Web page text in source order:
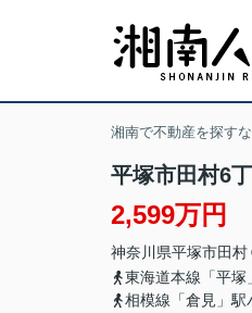
湘南で不動産を探す
平塚市田村6
2,599万円
神奈川県平塚市田村
東海道本線「平
相模線「倉見」